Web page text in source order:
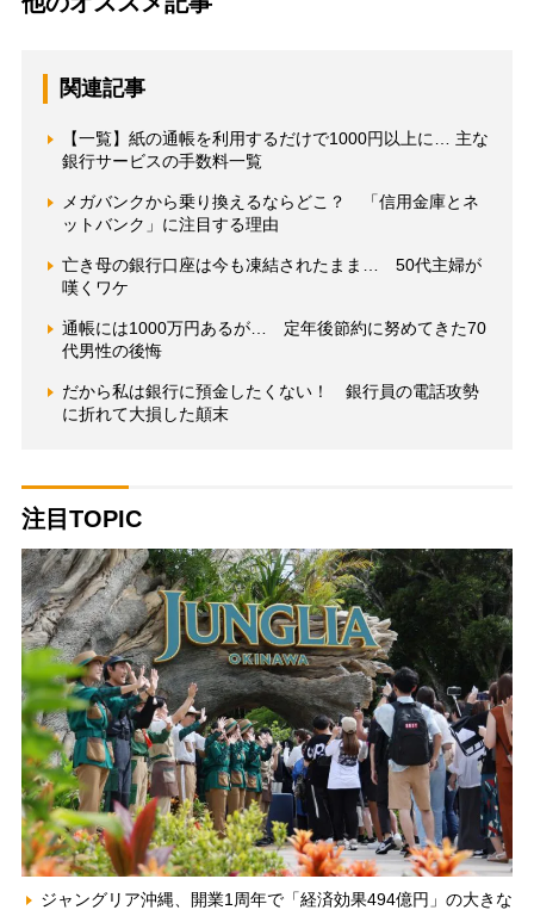
関連記事
【一覧】紙の通帳を利用するだけで1000円以上に… 主な
銀行サービスの手数料一覧
メガバンクから乗り換えるならどこ？ 「信用金庫とネ
ットバンク」に注目する理由
亡き母の銀行口座は今も凍結されたまま… 50代主婦が
嘆くワケ
通帳には1000万円あるが… 定年後節約に努めてきた70
代男性の後悔
だから私は銀行に預金したくない！ 銀行員の電話攻勢
に折れて大損した顛末
注目TOPIC
ジャングリア沖縄、開業1周年で「経済効果494億円」の大きな